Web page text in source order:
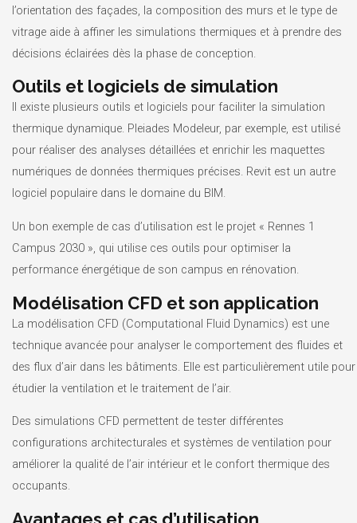
l’orientation des façades, la composition des murs et le type de
vitrage aide à affiner les simulations thermiques et à prendre des
décisions éclairées dès la phase de conception.
Outils et logiciels de simulation
Il existe plusieurs outils et logiciels pour faciliter la simulation
thermique dynamique. Pleiades Modeleur, par exemple, est utilisé
pour réaliser des analyses détaillées et enrichir les maquettes
numériques de données thermiques précises. Revit est un autre
logiciel populaire dans le domaine du BIM.
Un bon exemple de cas d’utilisation est le projet « Rennes 1
Campus 2030 », qui utilise ces outils pour optimiser la
performance énergétique de son campus en rénovation.
Modélisation CFD et son application
La modélisation CFD (Computational Fluid Dynamics) est une
technique avancée pour analyser le comportement des fluides et
des flux d’air dans les bâtiments. Elle est particulièrement utile pour
étudier la ventilation et le traitement de l’air.
Des simulations CFD permettent de tester différentes
configurations architecturales et systèmes de ventilation pour
améliorer la qualité de l’air intérieur et le confort thermique des
occupants.
Avantages et cas d’utilisation